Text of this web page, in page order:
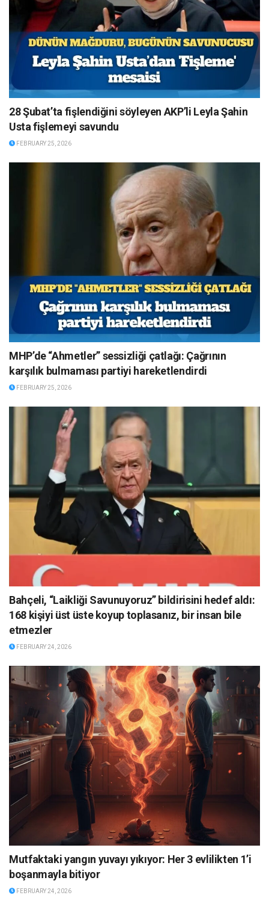
28 Şubat’ta fişlendiğini söyleyen AKP’li Leyla Şahin
Usta fişlemeyi savundu
FEBRUARY 25, 2026
MHP’de “Ahmetler” sessizliği çatlağı: Çağrının
karşılık bulmaması partiyi hareketlendirdi
FEBRUARY 25, 2026
Bahçeli, “Laikliği Savunuyoruz” bildirisini hedef aldı:
168 kişiyi üst üste koyup toplasanız, bir insan bile
etmezler
FEBRUARY 24, 2026
Mutfaktaki yangın yuvayı yıkıyor: Her 3 evlilikten 1’i
boşanmayla bitiyor
FEBRUARY 24, 2026